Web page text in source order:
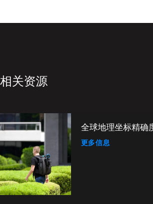
相关资源
全球地理坐标精确
更多信息